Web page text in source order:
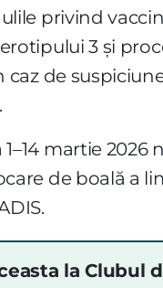
privind
3 și
caz de
martie 2026
de boală a
la Clubul